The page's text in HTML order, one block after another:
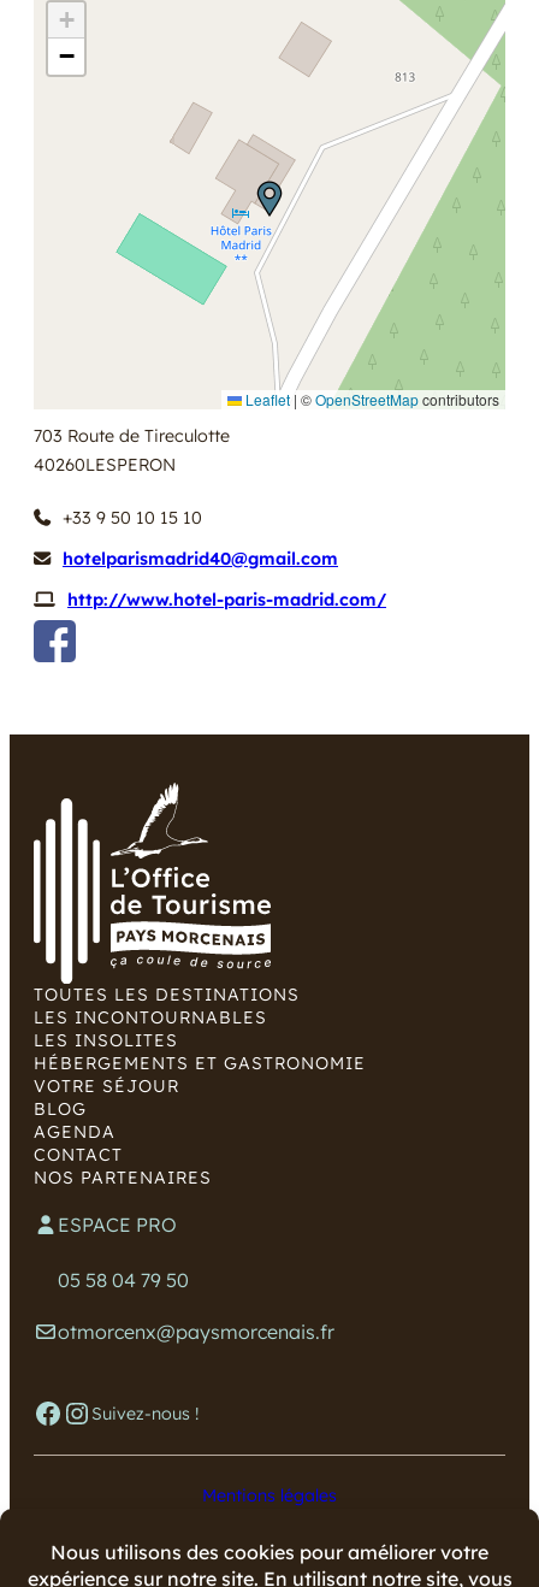
+
−
Leaflet | ©OpenStreetMapcontributors
703 Route de Tireculotte
40260LESPERON
+33 9 50 10 15 10
hotelparismadrid40@gmail.com
http://www.hotel-paris-madrid.com/
TOUTES LES DESTINATIONS
LES INCONTOURNABLES
LES INSOLITES
HÉBERGEMENTS ET GASTRONOMIE
VOTRE SÉJOUR
BLOG
AGENDA
CONTACT
NOS PARTENAIRES
ESPACE PRO
05 58 04 79 50
otmorcenx@paysmorcenais.fr
Facebook Instagram Suivez-nous !
Mentions légales
Données personnelles